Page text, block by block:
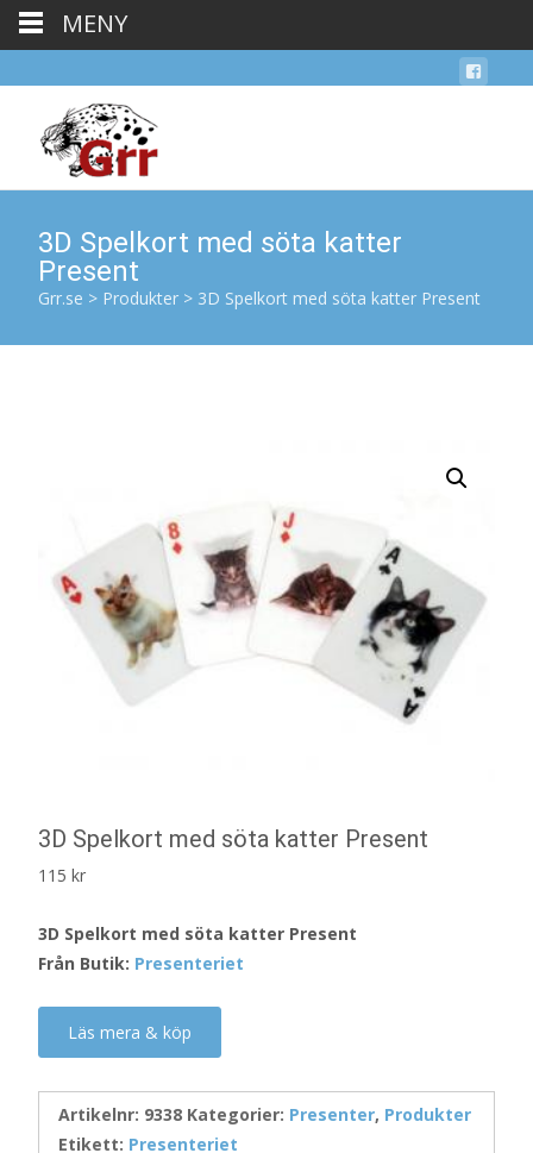
3D Spelkort med söta katter
Present
Grr.se > Produkter > 3D Spelkort med söta katter Present
3D Spelkort med söta katter Present
115 kr
3D Spelkort med söta katter Present
Från Butik: Presenteriet
Läs mera & köp
Artikelnr: 9338 Kategorier: Presenter, Produkter
Etikett: Presenteriet
MENY